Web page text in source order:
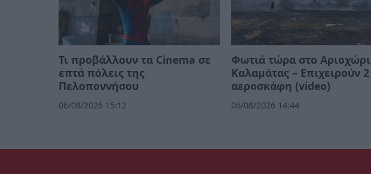
Τι προβάλλουν τα Cinema σε
επτά πόλεις της
Πελοποννήσου
06/08/2026 15:12
Φωτιά τώρα στο Αριοχώρι
Καλαμάτας – Επιχειρούν 2
αεροσκάφη (video)
06/08/2026 14:44